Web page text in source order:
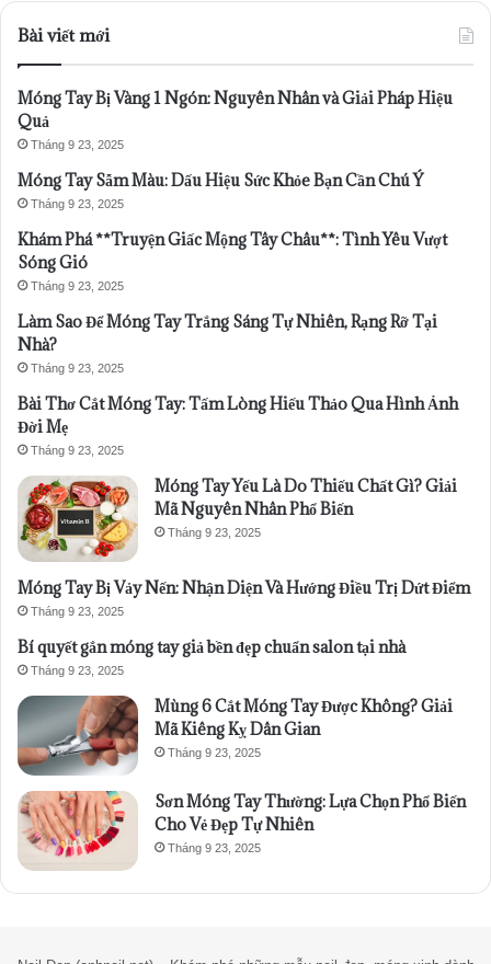
Bài viết mới
Móng Tay Bị Vàng 1 Ngón: Nguyên Nhân và Giải Pháp Hiệu
Quả
Tháng 9 23, 2025
Móng Tay Sẫm Màu: Dấu Hiệu Sức Khỏe Bạn Cần Chú Ý
Tháng 9 23, 2025
Khám Phá **Truyện Giấc Mộng Tây Châu**: Tình Yêu Vượt
Sóng Gió
Tháng 9 23, 2025
Làm Sao Để Móng Tay Trắng Sáng Tự Nhiên, Rạng Rỡ Tại
Nhà?
Tháng 9 23, 2025
Bài Thơ Cắt Móng Tay: Tấm Lòng Hiếu Thảo Qua Hình Ảnh
Đời Mẹ
Tháng 9 23, 2025
Móng Tay Yếu Là Do Thiếu Chất Gì? Giải
Mã Nguyên Nhân Phổ Biến
Tháng 9 23, 2025
Móng Tay Bị Vảy Nến: Nhận Diện Và Hướng Điều Trị Dứt Điểm
Tháng 9 23, 2025
Bí quyết gắn móng tay giả bền đẹp chuẩn salon tại nhà
Tháng 9 23, 2025
Mùng 6 Cắt Móng Tay Được Không? Giải
Mã Kiêng Kỵ Dân Gian
Tháng 9 23, 2025
Sơn Móng Tay Thường: Lựa Chọn Phổ Biến
Cho Vẻ Đẹp Tự Nhiên
Tháng 9 23, 2025